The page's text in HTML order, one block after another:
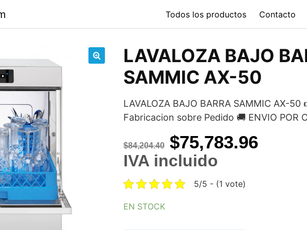
Todos los productos Contacto
LAVALOZA BAJO
SAMMIC AX-50
LAVALOZA BAJO BARRA SAMMIC AX-50
Fabricacion sobre Pedido 🚚 ENVIO POR
$84,204.40 Original
price
was:
$75,783.96
IVA incluido
5/5 - (1 vote)
EN STOCK